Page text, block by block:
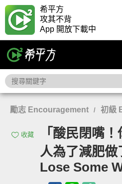
希平方
攻其不背
App 開放下載中
勵志 Encouragement / 初級
收藏
「酸民閉嘴
人為了減肥
Lose Some